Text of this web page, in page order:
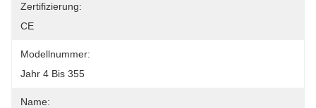
Zertifizierung:
CE
Modellnummer:
Jahr 4 Bis 355
Name: